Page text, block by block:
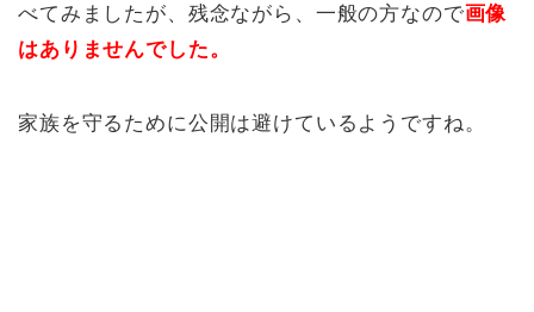
べてみましたが、残念ながら、一般の方なので画像
はありませんでした。
家族を守るために公開は避けているようですね。